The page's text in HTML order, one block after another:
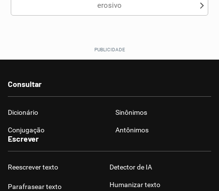
erosivo
Consultar
Dicionário Sinônimos
Conjugação Antônimos
Escrever
Reescrever texto
Parafrasear texto
Detector de IA
Humanizar texto